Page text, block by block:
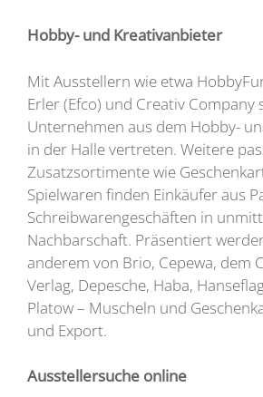
Hobby- und Kreativanbieter
Mit Ausstellern wie etwa
Erler (Efco) und Creativ Company
Unternehmen aus dem Hobby-
in der Halle vertreten. Weitere
Zusatzsortimente wie
Spielwaren finden Einkäufer aus
Schreibwarengeschäften in
Nachbarschaft. Präsentiert
anderem von Brio, Cepewa, dem
Verlag, Depesche, Haba,
Platow – Muscheln und
und Export.
Ausstellersuche online